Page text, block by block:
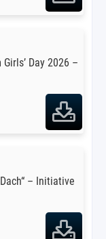
Day 2026 –
– Initiative